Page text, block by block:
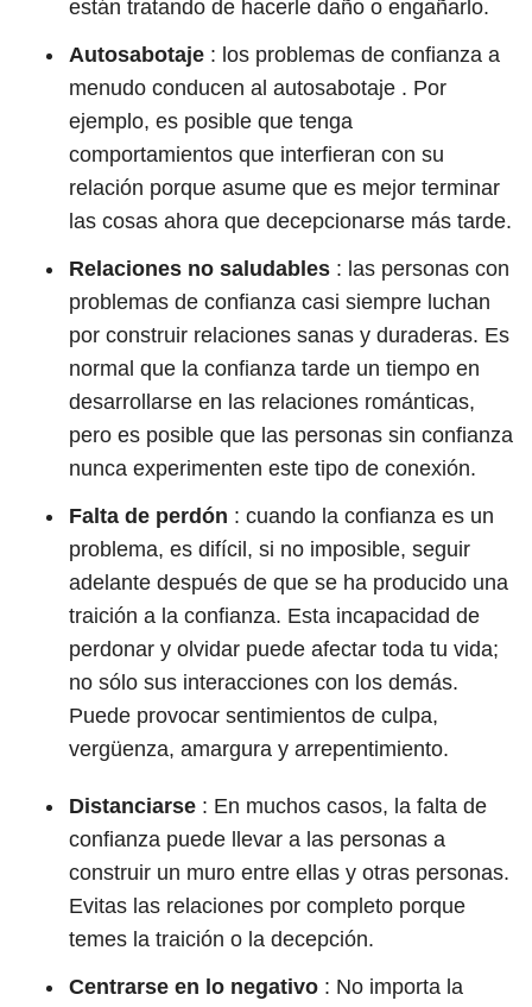
están tratando de hacerle daño o engañarlo.
Autosabotaje : los problemas de confianza a
menudo conducen al autosabotaje . Por
ejemplo, es posible que tenga
comportamientos que interfieran con su
relación porque asume que es mejor terminar
las cosas ahora que decepcionarse más tarde.
Relaciones no saludables : las personas con
problemas de confianza casi siempre luchan
por construir relaciones sanas y duraderas. Es
normal que la confianza tarde un tiempo en
desarrollarse en las relaciones románticas,
pero es posible que las personas sin confianza
nunca experimenten este tipo de conexión.
Falta de perdón : cuando la confianza es un
problema, es difícil, si no imposible, seguir
adelante después de que se ha producido una
traición a la confianza. Esta incapacidad de
perdonar y olvidar puede afectar toda tu vida;
no sólo sus interacciones con los demás.
Puede provocar sentimientos de culpa,
vergüenza, amargura y arrepentimiento.
Distanciarse : En muchos casos, la falta de
confianza puede llevar a las personas a
construir un muro entre ellas y otras personas.
Evitas las relaciones por completo porque
temes la traición o la decepción.
Centrarse en lo negativo : No importa la